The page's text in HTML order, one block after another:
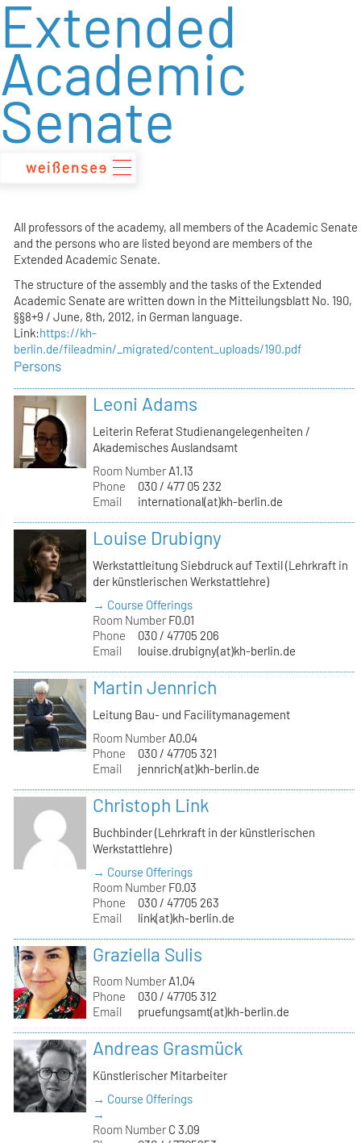
zum
Inhalt
Extended
Academic
Senate
All professors of the academy, all members of the Academic Senate
and the persons who are listed beyond are members of the
Extended Academic Senate.
The structure of the assembly and the tasks of the Extended
Academic Senate are written down in the Mitteilungsblatt No. 190,
§§8+9 / June, 8th, 2012, in German language.
Link:https://kh-
berlin.de/fileadmin/_migrated/content_uploads/190.pdf
Persons
Leoni Adams
Leiterin Referat Studienangelegenheiten /
Akademisches Auslandsamt
Room Number A1.13
Phone
030 / 477 05 232
Email
international(at)kh-berlin.de
Louise Drubigny
Werkstattleitung Siebdruck auf Textil (Lehrkraft in
der künstlerischen Werkstattlehre)
→ Course Offerings
Room Number F0.01
Phone
030 / 47705 206
Email
louise.drubigny(at)kh-berlin.de
Martin Jennrich
Leitung Bau- und Facilitymanagement
Room Number A0.04
Phone
030 / 47705 321
Email
jennrich(at)kh-berlin.de
Christoph Link
Buchbinder (Lehrkraft in der künstlerischen
Werkstattlehre)
→ Course Offerings
Room Number F0.03
Phone
030 / 47705 263
Email
link(at)kh-berlin.de
Graziella Sulis
Room Number A1.04
Phone
030 / 47705 312
Email
pruefungsamt(at)kh-berlin.de
Andreas Grasmück
Künstlerischer Mitarbeiter
→ Course Offerings
→
Room Number C 3.09